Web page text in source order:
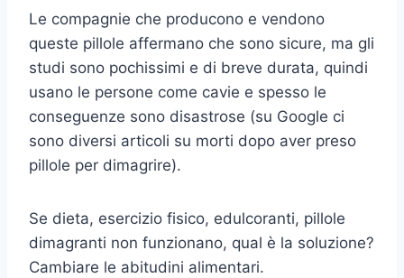
Le compagnie che producono e vendono
queste pillole affermano che sono sicure, ma gli
studi sono pochissimi e di breve durata, quindi
usano le persone come cavie e spesso le
conseguenze sono disastrose (su Google ci
sono diversi articoli su morti dopo aver preso
pillole per dimagrire).
Se dieta, esercizio fisico, edulcoranti, pillole
dimagranti non funzionano, qual è la soluzione?
Cambiare le abitudini alimentari.